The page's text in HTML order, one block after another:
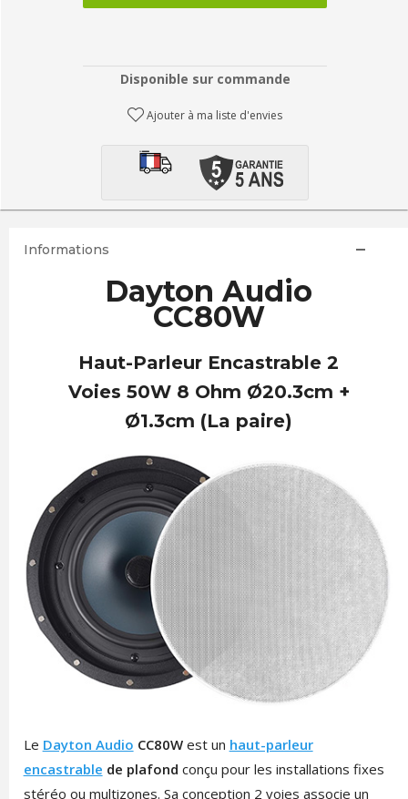
Disponible sur commande
Ajouter à ma liste d'envies
Informations
Dayton Audio
CC80W
Haut-Parleur Encastrable 2
Voies 50W 8 Ohm Ø20.3cm +
Ø1.3cm (La paire)
Le Dayton Audio CC80West un haut-parleur
encastrable de plafond conçu pour les installations fixes
stéréo ou multizones. Sa conception 2 voies associe un